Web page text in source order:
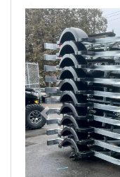
Previous